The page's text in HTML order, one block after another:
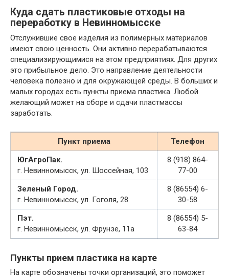
Куда сдать пластиковые отходы на
переработку в Невинномысске
Отслужившие свое изделия из полимерных материалов
имеют свою ценность. Они активно перерабатываются
специализирующимися на этом предприятиях. Для других
это прибыльное дело. Это направление деятельности
человека полезно и для окружающей среды. В больших и
малых городах есть пункты приема пластика. Любой
желающий может на сборе и сдачи пластмассы
заработать.
Пункт приема
Телефон
ЮгАгроПак.
г. Невинномысск, ул. Шоссейная, 103
8 (918) 864-
77-00
Зеленый Город.
г. Невинномысск, ул. Гоголя, 28
8 (86554) 6-
30-58
Пэт.
г. Невинномысск, ул. Фрунзе, 11а
8 (86554) 5-
63-84
Пункты прием пластика на карте
На карте обозначены точки организаций, это поможет